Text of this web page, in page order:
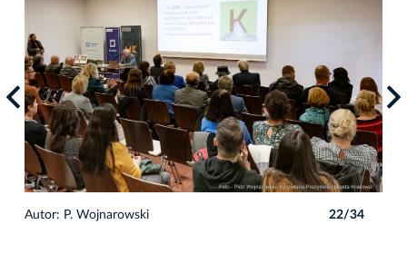
Autor: P. Wojnarowski 22/34